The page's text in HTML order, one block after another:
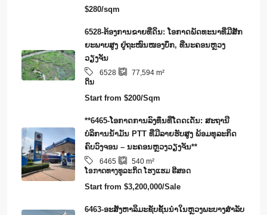
$280/sqm
6528-ຕ້ອງການຂາຍທີ່ດິນ: ໂອກາດພັດທະນາທີ່ມີສັກ
ຍະພາບສູງ ຢູ່ຖະໜົນໜອງບຶກ, ທີ່ນະຄອນຫຼວງ
ວຽງຈັນ
6528 77,594 m²
ດິນ
Start from $200/Sqm
**6465-ໂອກາດການລົງທຶນທີ່ໂດດເດັ່ນ: ສະຖານີ
ບໍລິການນໍ້າມັນ PTT ທີ່ມີລາຍຮັບສູງ ພ້ອມທຸລະກິດ
ຄົບວົງຈອນ – ນະຄອນຫຼວງວຽງຈັນ**
6465 540 m²
​ໂອ​ກາດ​ທາງ​ທ​ູ​ລະ​ກິດ ໂຮງ​ແຮມ ຣີ​ສອດ
Start from $3,200,000/Sale
6463-ອະສັງຫາລິມະຊັບຊັ້ນນໍາໃນຫຼວງພະບາງສຳລັບ